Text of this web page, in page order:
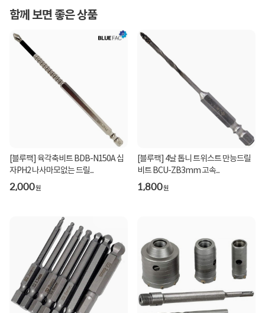
함께 보면 좋은 상품
[블루팩] 육각축비트 BDB-N150A 십
자PH2 나사마모없는 드릴...
2,000원
[블루팩] 4날 톱니 트위스트 만능드릴
비트 BCU-ZB3mm 고속...
1,800원